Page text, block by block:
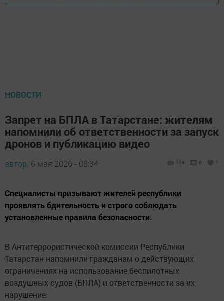
НОВОСТИ
Запрет на БПЛА в Татарстане: жителям
напомнили об ответственности за запуск
дронов и публикацию видео
автор, 6 мая 2026 - 08:34 708 0 1
Специалисты призывают жителей республики
проявлять бдительность и строго соблюдать
установленные правила безопасности.
В Антитеррористической комиссии Республики
Татарстан напомнили гражданам о действующих
ограничениях на использование беспилотных
воздушных судов (БПЛА) и ответственности за их
нарушение.